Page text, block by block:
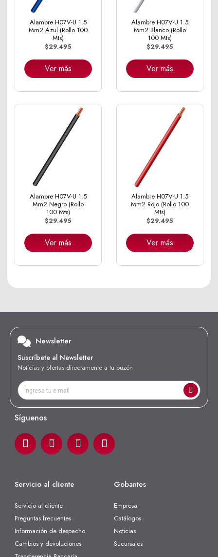
Alambre H07V-U 1.5
Mm2 Azul (Rollo 100
Mts)
$29.495
Ver más
Alambre H07V-U 1.5
Mm2 Blanco (Rollo
100 Mts)
$29.495
Ver más
Alambre H07V-U 1.5
Mm2 Negro (Rollo
100 Mts)
$29.495
Ver más
Alambre H07V-U 1.5
Mm2 Rojo (Rollo 100
Mts)
$29.495
Ver más
Newsletter
Suscríbete al Newsletter
Noticias y ofertas directamente a tu buzón
Síguenos
Servicio al cliente
Servicio al cliente
Preguntas frecuentes
Información de despacho
Cambios y devoluciones
Gobantes
Empresa
Catálogos
Noticias
Sucursales